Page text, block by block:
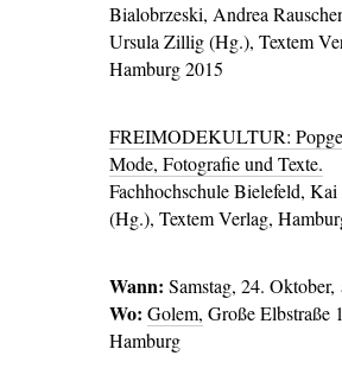
Bialobrzeski, Andrea
Ursula Zillig (Hg.), Textem
Hamburg 2015
FREIMODEKULTUR:
Mode, Fotografie und Texte.
Fachhochschule Bielefeld,
(Hg.), Textem Verlag,
Wann: Samstag, 24.
Wo: Golem, Große Elbstraße
Hamburg